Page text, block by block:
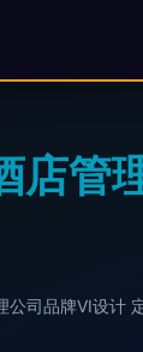
管
公司品牌VI设计